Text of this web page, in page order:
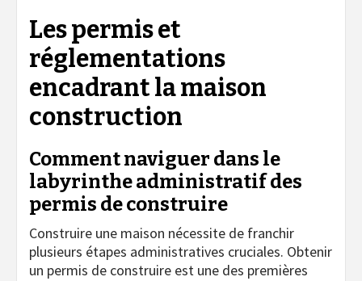
Les permis et
réglementations
encadrant la maison
construction
Comment naviguer dans le
labyrinthe administratif des
permis de construire
Construire une maison nécessite de franchir
plusieurs étapes administratives cruciales. Obtenir
un permis de construire est une des premières